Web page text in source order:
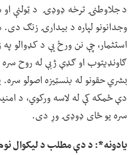
د جلاوطنۍ ترخه ډوډۍ د ټولنې
وجدانونو لپاره د بیدارۍ زنګ
استثمار، چې نن ورځ یې د کډوالو
ګاونډیتوب او ګډې ژبې له روح
بشري حقونو له بنسټیزه اصولو سره.
دې ځمکه کې له لاسه ورکوي، د
سره یو ځای ډوډۍ وړ دی.
یادونه*: د دې مطلب د لیکوال